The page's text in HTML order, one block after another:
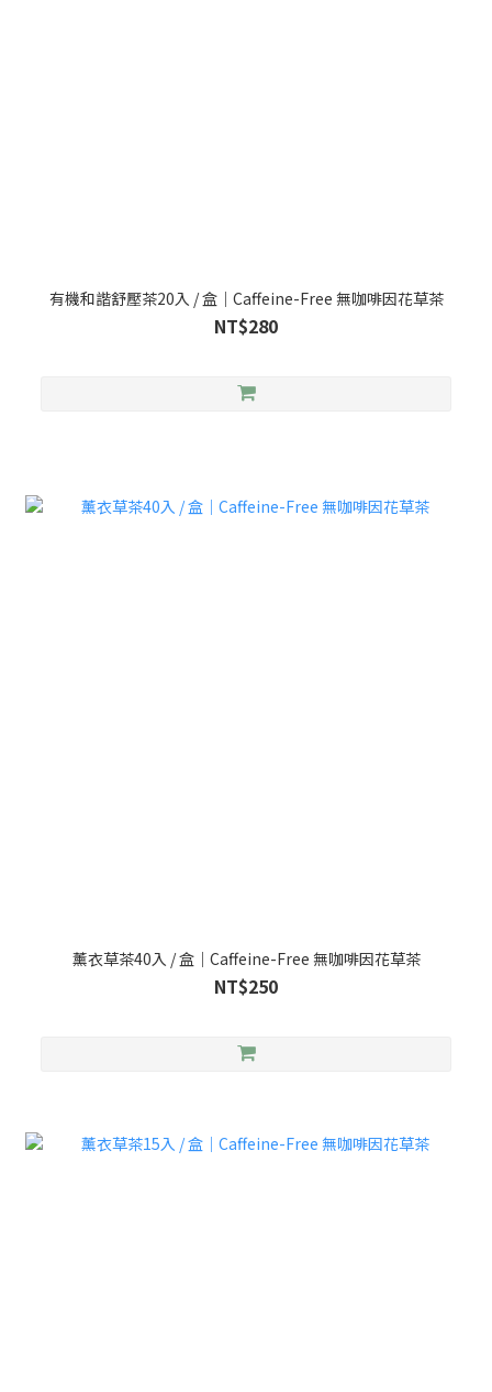
有機和諧舒壓茶20入 / 盒｜Caffeine-Free 無咖啡因花草茶
NT$280
薰衣草茶40入 / 盒｜Caffeine-Free 無咖啡因花草茶
NT$250